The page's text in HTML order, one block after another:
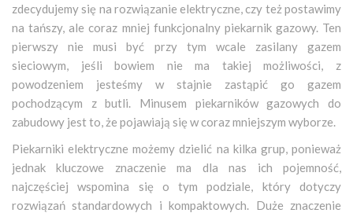
zdecydujemy się na rozwiązanie elektryczne, czy też postawimy
na tańszy, ale coraz mniej funkcjonalny piekarnik gazowy. Ten
pierwszy nie musi być przy tym wcale zasilany gazem
sieciowym, jeśli bowiem nie ma takiej możliwości, z
powodzeniem jesteśmy w stajnie zastąpić go gazem
pochodzącym z butli. Minusem piekarników gazowych do
zabudowy jest to, że pojawiają się w coraz mniejszym wyborze.
Piekarniki elektryczne możemy dzielić na kilka grup, ponieważ
jednak kluczowe znaczenie ma dla nas ich pojemność,
najczęściej wspomina się o tym podziale, który dotyczy
rozwiązań standardowych i kompaktowych. Duże znaczenie